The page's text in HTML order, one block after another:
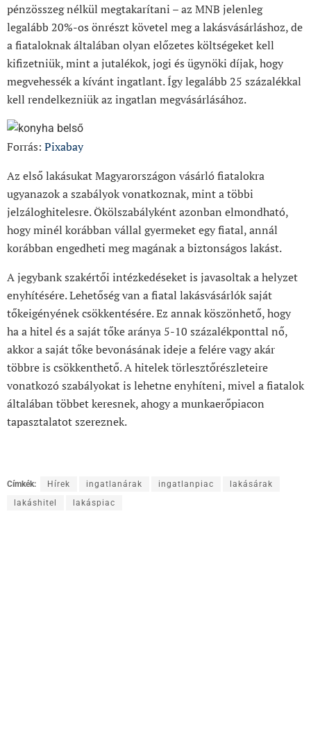
pénzösszeg nélkül megtakarítani – az MNB jelenleg
legalább 20%-os önrészt követel meg a lakásvásárláshoz, de
a fiataloknak általában olyan előzetes költségeket kell
kifizetniük, mint a jutalékok, jogi és ügynöki díjak, hogy
megvehessék a kívánt ingatlant. Így legalább 25 százalékkal
kell rendelkezniük az ingatlan megvásárlásához.
Forrás: Pixabay
Az első lakásukat Magyarországon vásárló fiatalokra
ugyanazok a szabályok vonatkoznak, mint a többi
jelzáloghitelesre. Ökölszabályként azonban elmondható,
hogy minél korábban vállal gyermeket egy fiatal, annál
korábban engedheti meg magának a biztonságos lakást.
A jegybank szakértői intézkedéseket is javasoltak a helyzet
enyhítésére. Lehetőség van a fiatal lakásvásárlók saját
tőkeigényének csökkentésére. Ez annak köszönhető, hogy
ha a hitel és a saját tőke aránya 5-10 százalékponttal nő,
akkor a saját tőke bevonásának ideje a felére vagy akár
többre is csökkenthető. A hitelek törlesztőrészleteire
vonatkozó szabályokat is lehetne enyhíteni, mivel a fiatalok
általában többet keresnek, ahogy a munkaerőpiacon
tapasztalatot szereznek.
Címkék: Hírek ingatlanárak ingatlanpiac
lakásárak
lakáshitel
lakáspiac